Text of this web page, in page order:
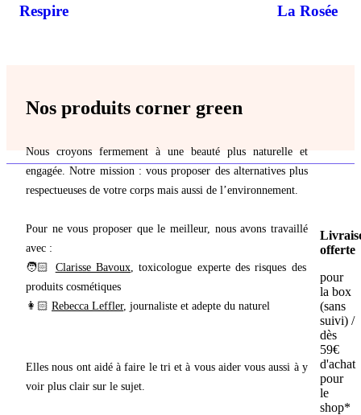
Respire La Rosée
Nos produits corner green
Nous croyons fermement à une beauté plus naturelle et
engagée. Notre mission : vous proposer des alternatives plus
respectueuses de votre corps mais aussi de l’environnement.
Pour ne vous proposer que le meilleur, nous avons travaillé
avec :
🧑🏻 Clarisse Bavoux , toxicologue experte des risques des
produits cosmétiques
👩🏻 Rebecca Leffler, journaliste et adepte du naturel
Elles nous ont aidé à faire le tri et à vous aider vous aussi à y
voir plus clair sur le sujet.
offerte
pour
la box
(sans
suivi) /
dès
59€
d'achat
pour
le
shop*